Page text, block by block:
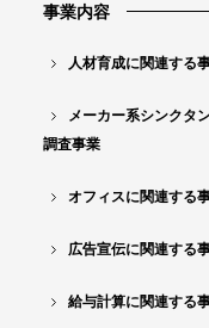
「
・
市
場
許
事業内容
人材育成に関連する
メーカー系シンクタ
調査事業
オフィスに関連する
広告宣伝に関連する
給与計算に関連する